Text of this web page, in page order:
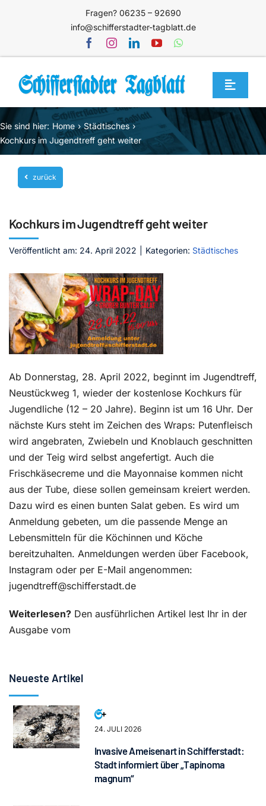
Fragen? 06235 – 92690
info@schifferstadter-tagblatt.de
Toggle
Home
Themen
Blog
Unternehmen
Mediathek
Kontakt
Sie sind hier: Home
Städtisches
Kochkurs im Jugendtreff geht weiter
zurück
Kochkurs im Jugendtreff geht weiter
Veröffentlicht am: 24. April 2022 Kategorien: Städtisches
Ab Donnerstag, 28. April 2022, beginnt im Jugendtreff,
Neustückweg 1, wieder der kostenlose Kochkurs für
Jugendliche (12 – 20 Jahre). Beginn ist um 16 Uhr. Der
nächste Kurs steht im Zeichen des Wraps: Putenfleisch
wird angebraten, Zwiebeln und Knoblauch geschnitten
und der Teig wird selbst angefertigt. Auch die
Frischkäsecreme und die Mayonnaise kommen nicht
aus der Tube, diese sollen gemeinsam kreiert werden.
Dazu wird es einen bunten Salat geben. Es wird um
Anmeldung gebeten, um die passende Menge an
Lebensmitteln für die Köchinnen und Köche
bereitzuhalten. Anmeldungen werden über Facebook,
Instagram oder per E-Mail angenommen:
jugendtreff@schifferstadt.de
Weiterlesen? Den ausführlichen Artikel lest Ihr in der
Ausgabe vom
Neueste Artikel
24. JULI 2026
Invasive Ameisenart in Schifferstadt:
Stadt informiert über „Tapinoma
magnum“